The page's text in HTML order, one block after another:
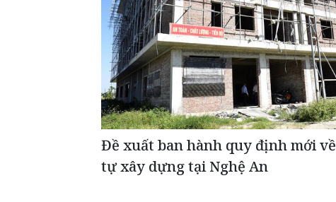
Đề xuất ban hành quy định mới
tự xây dựng tại Nghệ An